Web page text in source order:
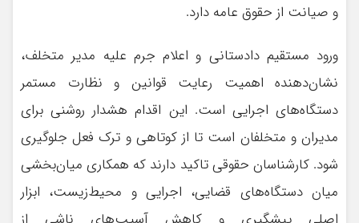
و صیانت از حقوق عامه دارد.
ورود مستقیم دادستانی و اعلام جرم علیه مدیر متخلف،
نشان‌دهنده اهمیت رعایت قوانین و نظارت مستمر
دستگاه‌های اجرایی است. این اقدام هشدار روشنی برای
مدیران و متخلفان است تا از کوتاهی و ترک فعل جلوگیری
شود. کارشناسان حقوقی تاکید دارند که همکاری میان‌بخشی
میان دستگاه‌های قضایی، اجرایی و محیط‌زیست، ابزار